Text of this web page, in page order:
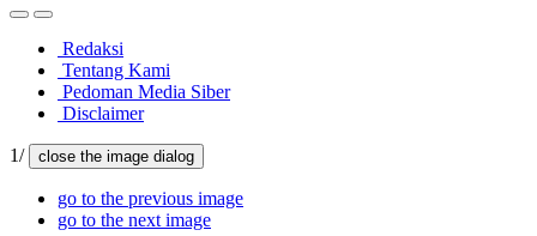
Redaksi
Tentang Kami
Pedoman Media Siber
Disclaimer
1/ close the image dialog
go to the previous image
go to the next image